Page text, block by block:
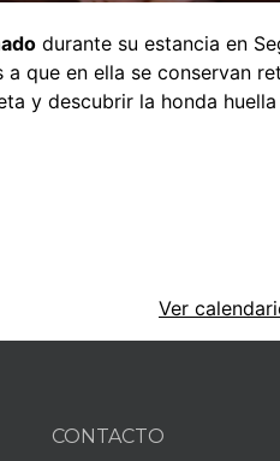
durante su estancia en
que en ella se conservan
y descubrir la honda
Ver
CONTACTO